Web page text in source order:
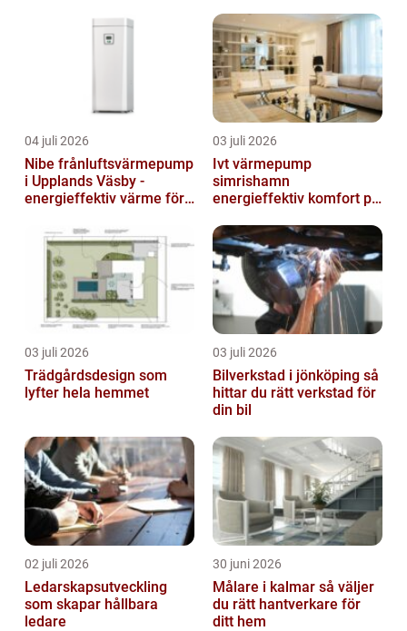
04 juli 2026
Nibe frånluftsvärmepump
i Upplands Väsby -
energieffektiv värme för
03 juli 2026
Ivt värmepump
simrishamn
energieffektiv komfort på
03 juli 2026
Trädgårdsdesign som
lyfter hela hemmet
03 juli 2026
Bilverkstad i jönköping så
hittar du rätt verkstad för
din bil
02 juli 2026
Ledarskapsutveckling
som skapar hållbara
ledare
30 juni 2026
Målare i kalmar så väljer
du rätt hantverkare för
ditt hem